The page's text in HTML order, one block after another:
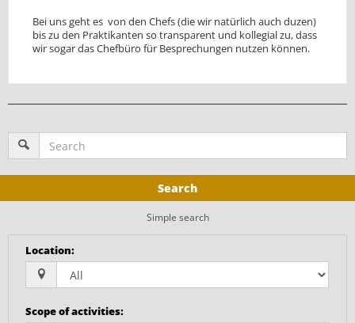
Bei uns geht es von den Chefs (die wir natürlich auch duzen)
bis zu den Praktikanten so transparent und kollegial zu, dass
wir sogar das Chefbüro für Besprechungen nutzen können.
Search
Simple search
Location:
Scope of activities: